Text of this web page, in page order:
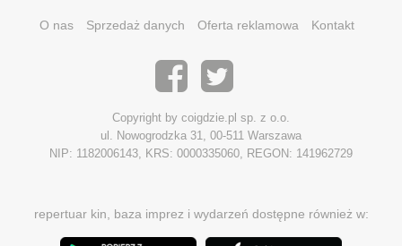
O nas Sprzedaż danych Oferta reklamowa Kontakt
Copyright by coigdzie.pl sp. z o.o.
ul. Nowogrodzka 31, 00-511 Warszawa
NIP: 1182006143, KRS: 0000335060, REGON: 141962729
repertuar kin, baza imprez i wydarzeń dostępne również w: